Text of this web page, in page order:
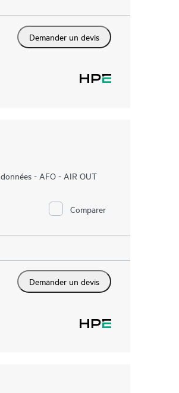
Demander un devis
- AFO - AIR OUT
Comparer
Demander un devis